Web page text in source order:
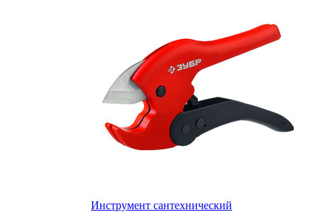
Инструмент сантехнический